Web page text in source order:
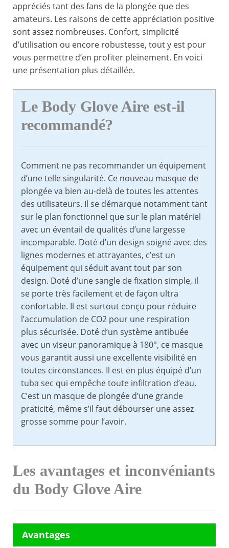
appréciés tant des fans de la plongée que des
amateurs. Les raisons de cette appréciation positive
sont assez nombreuses. Confort, simplicité
d’utilisation ou encore robustesse, tout y est pour
vous permettre d’en profiter pleinement. En voici
une présentation plus détaillée.
Le Body Glove Aire est-il
recommandé?
Comment ne pas recommander un équipement
d’une telle singularité. Ce nouveau masque de
plongée va bien au-delà de toutes les attentes
des utilisateurs. Il se démarque notamment tant
sur le plan fonctionnel que sur le plan matériel
avec un éventail de qualités d’une largesse
incomparable. Doté d’un design soigné avec des
lignes modernes et attrayantes, c’est un
équipement qui séduit avant tout par son
design. Doté d’une sangle de fixation simple, il
se porte très facilement et de façon ultra
confortable. Il est surtout conçu pour réduire
l’accumulation de CO2 pour une respiration
plus sécurisée. Doté d’un système antibuée
avec un viseur panoramique à 180°, ce masque
vous garantit aussi une excellente visibilité en
toutes circonstances. Il est en plus équipé d’un
tuba sec qui empêche toute infiltration d’eau.
C’est un masque de plongée d’une grande
praticité, même s’il faut débourser une assez
grosse somme pour l’avoir.
Les avantages et inconvéniants
du Body Glove Aire